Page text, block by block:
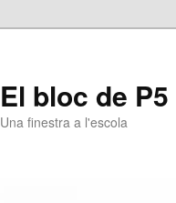
El bloc de P5
Una finestra a l'escola